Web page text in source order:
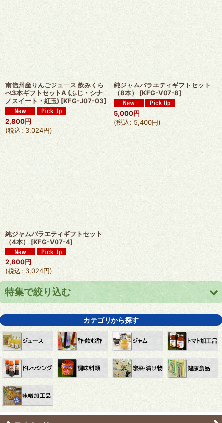
南信州産りんごジュース 飲みくら
べ3本ギフトセットA (ふじ・シナ
ノスイート・紅玉) [KFG-J07-03]
2,800円
(税込: 3,024円)
純ジャムバラエティギフトセット
（8本）
[KFG-V07-8]
5,000円
(税込: 5,400円)
純ジャムバラエティギフトセット
（4本）
[KFG-V07-4]
2,800円
(税込: 3,024円)
特集で絞り込む
【送料無料】１箱まとめ買いで送料無料
心打たれ(こころうたれ)
ラー油にんにく
【送料込み】お試しセット
カテゴリから探す